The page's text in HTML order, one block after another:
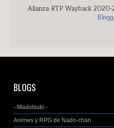
Alianza RTP Wayback
BLOGS
- Madotsuki -
Animes y RPG de Nado-chan